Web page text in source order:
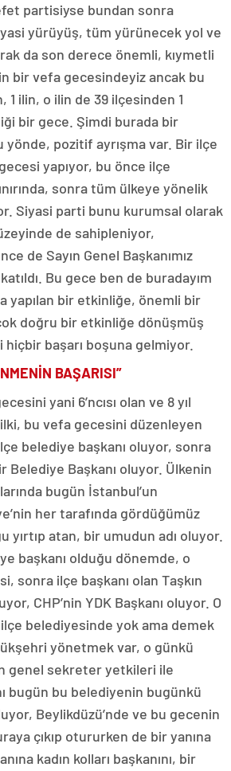
partisiyse bundan sonra
yürüyüş, tüm yürünecek yol ve
da son derece önemli, kıymetli
bir vefa gecesindeyiz ancak bu
1 ilin, o ilin de 39 ilçesinden 1
bir gece. Şimdi burada bir
yönde, pozitif ayrışma var. Bir ilçe
yapıyor, bu önce ilçe
sonra tüm ülkeye yönelik
Siyasi parti bunu kurumsal olarak
de sahipleniyor,
de Sayın Genel Başkanımız
Bu gece ben de buradayım
yapılan bir etkinliğe, önemli bir
doğru bir etkinliğe dönüşmüş
başarı boşuna gelmiyor.
BAŞARISI”
yani 6’ncısı olan ve 8 yıl
ilki, bu vefa gecesini düzenleyen
belediye başkanı oluyor, sonra
Belediye Başkanı oluyor. Ülkenin
bugün İstanbul’un
her tarafında gördüğümüz
yırtıp atan, bir umudun adı oluyor.
başkanı olduğu dönemde, o
sonra ilçe başkanı olan Taşkın
CHP’nin YDK Başkanı oluyor. O
belediyesinde yok ama demek
yönetmek var, o günkü
genel sekreter yetkileri ile
bugün bu belediyenin bugünkü
Beylikdüzü’nde ve bu gecenin
çıkıp otururken de bir yanına
kadın kolları başkanını, bir